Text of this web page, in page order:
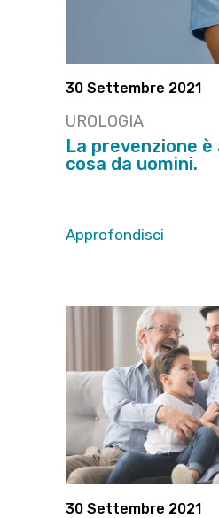
30 Settembre 2021
UROLOGIA
La prevenzione è
cosa da uomini.
Approfondisci
30 Settembre 2021